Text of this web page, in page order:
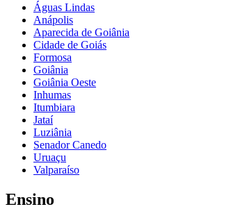
Águas Lindas
Anápolis
Aparecida de Goiânia
Cidade de Goiás
Formosa
Goiânia
Goiânia Oeste
Inhumas
Itumbiara
Jataí
Luziânia
Senador Canedo
Uruaçu
Valparaíso
Ensino